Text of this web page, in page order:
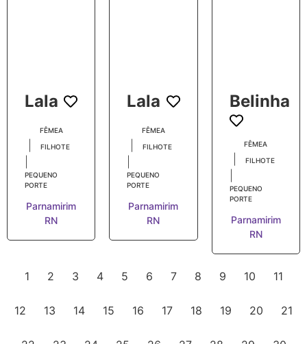
Lala
FÊMEA
FILHOTE
PEQUENO
PORTE
Parnamirim
RN
Lala
FÊMEA
FILHOTE
PEQUENO
PORTE
Parnamirim
RN
Belinha
FÊMEA
FILHOTE
PEQUENO
PORTE
Parnamirim
RN
1 2 3 4 5 6 7 8 9 10 11
12 13 14 15 16 17 18 19 20 21